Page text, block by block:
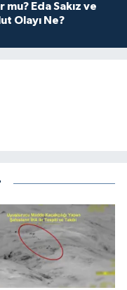
mu? Eda Sakız ve
Olayı Ne?